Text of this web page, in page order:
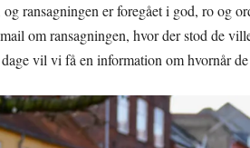
ransagningen er foregået i god, ro og
om ransagningen, hvor der stod de
vil vi få en information om hvornår